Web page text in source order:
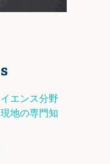
エンス分野
地の専門知